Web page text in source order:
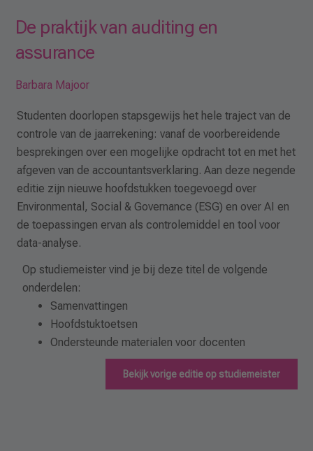
De praktijk van auditing en
assurance
Barbara Majoor
Studenten doorlopen stapsgewijs het hele traject van de
controle van de jaarrekening: vanaf de voorbereidende
besprekingen over een mogelijke opdracht tot en met het
afgeven van de accountantsverklaring. Aan deze negende
editie zijn nieuwe hoofdstukken toegevoegd over
Environmental, Social & Governance (ESG) en over AI en
de toepassingen ervan als controlemiddel en tool voor
data-analyse.
Op studiemeister vind je bij deze titel de volgende
onderdelen:
Samenvattingen
Hoofdstuktoetsen
Ondersteunde materialen voor docenten
Bekijk vorige editie op studiemeister